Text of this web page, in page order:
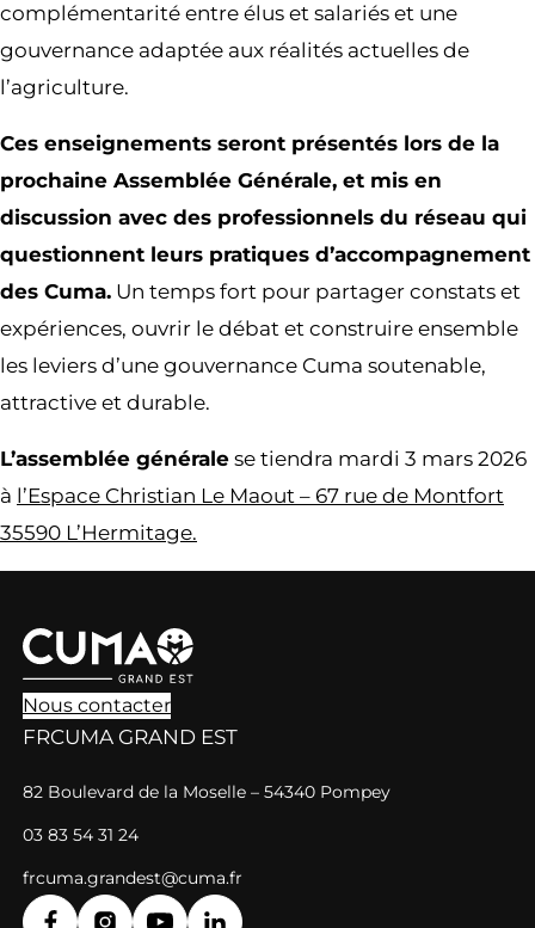
complémentarité entre élus et salariés et une
gouvernance adaptée aux réalités actuelles de
l’agriculture.
Ces enseignements seront présentés lors de la
prochaine Assemblée Générale, et mis en
discussion avec des professionnels du réseau qui
questionnent leurs pratiques d’accompagnement
des Cuma. Un temps fort pour partager constats et
expériences, ouvrir le débat et construire ensemble
les leviers d’une gouvernance Cuma soutenable,
attractive et durable.
L’assemblée générale se tiendra mardi 3 mars 2026
à l’Espace Christian Le Maout – 67 rue de Montfort
35590 L’Hermitage.
Nous contacter
FRCUMA GRAND EST
82 Boulevard de la Moselle – 54340 Pompey
03 83 54 31 24
frcuma.grandest@cuma.fr